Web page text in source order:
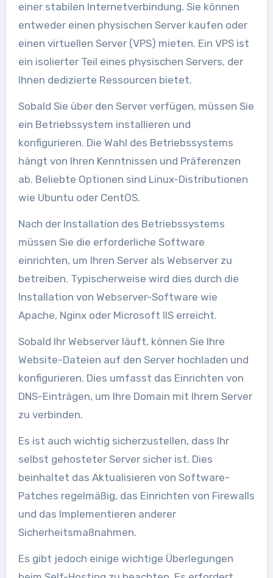
einer stabilen Internetverbindung. Sie können
entweder einen physischen Server kaufen oder
einen virtuellen Server (VPS) mieten. Ein VPS ist
ein isolierter Teil eines physischen Servers, der
Ihnen dedizierte Ressourcen bietet.
Sobald Sie über den Server verfügen, müssen Sie
ein Betriebssystem installieren und
konfigurieren. Die Wahl des Betriebssystems
hängt von Ihren Kenntnissen und Präferenzen
ab. Beliebte Optionen sind Linux-Distributionen
wie Ubuntu oder CentOS.
Nach der Installation des Betriebssystems
müssen Sie die erforderliche Software
einrichten, um Ihren Server als Webserver zu
betreiben. Typischerweise wird dies durch die
Installation von Webserver-Software wie
Apache, Nginx oder Microsoft IIS erreicht.
Sobald Ihr Webserver läuft, können Sie Ihre
Website-Dateien auf den Server hochladen und
konfigurieren. Dies umfasst das Einrichten von
DNS-Einträgen, um Ihre Domain mit Ihrem Server
zu verbinden.
Es ist auch wichtig sicherzustellen, dass Ihr
selbst gehosteter Server sicher ist. Dies
beinhaltet das Aktualisieren von Software-
Patches regelmäßig, das Einrichten von Firewalls
und das Implementieren anderer
Sicherheitsmaßnahmen.
Es gibt jedoch einige wichtige Überlegungen